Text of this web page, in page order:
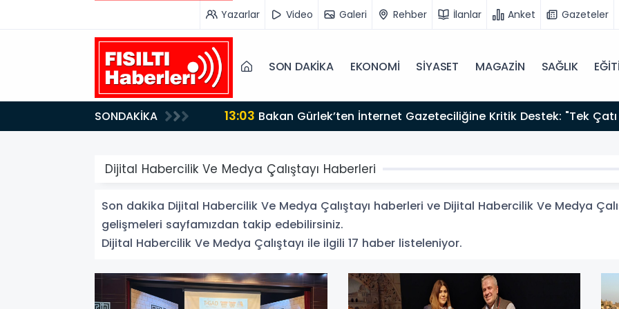
Yazarlar Video Galeri Rehber İlanlar Anket Gazeteler
SON DAKİKA EKONOMİ SİYASET MAGAZİN SAĞLIK
SONDAKİKA 13:03
Düzenlemeye Hazırız"
Dijital Habercilik Ve Medya Çalıştayı Haberleri
Son dakika Dijital Habercilik Ve Medya Çalıştayı haberleri ve Dijital Habercilik Ve Medya
gelişmeleri sayfamızdan takip edebilirsiniz.
Dijital Habercilik Ve Medya Çalıştayı ile ilgili 17 haber listeleniyor.